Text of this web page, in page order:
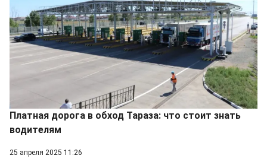
Платная дорога в обход Тараза: что стоит знать
водителям
25 апреля 2025 11:26